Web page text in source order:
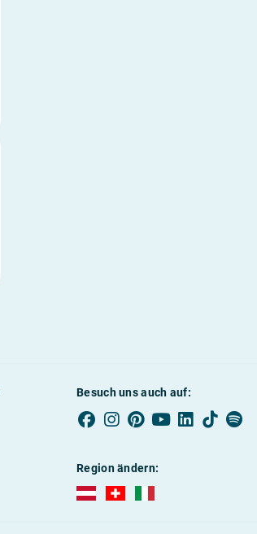
Besuch uns auch auf:
Region ändern:
AUBI-plus Österreich (deutsch)